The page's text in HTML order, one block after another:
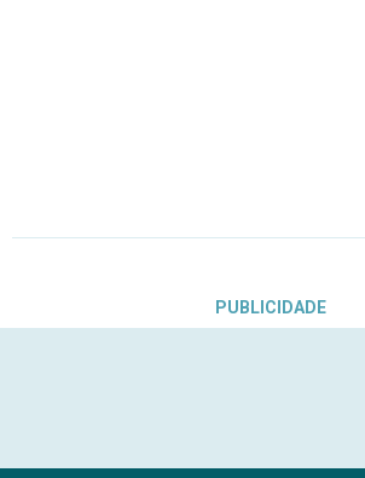
PUBLICIDADE